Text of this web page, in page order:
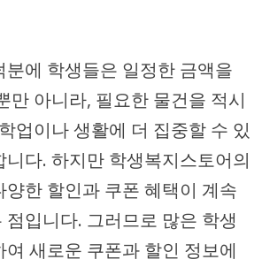
분에 학생들은 일정한 금액을
만 아니라, 필요한 물건을 적시
업이나 생활에 더 집중할 수 있
다. 하지만 학생복지스토어의
양한 할인과 쿠폰 혜택이 계속
입니다. 그러므로 많은 학생
새로운 쿠폰과 할인 정보에